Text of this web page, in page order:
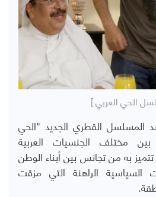
الحي العربي ]
المسلسل القطري الجديد "الحي
مختلف الجنسيات العربية
به من تجانس بين أبناء الوطن
السياسية الراهنة التي مزقت